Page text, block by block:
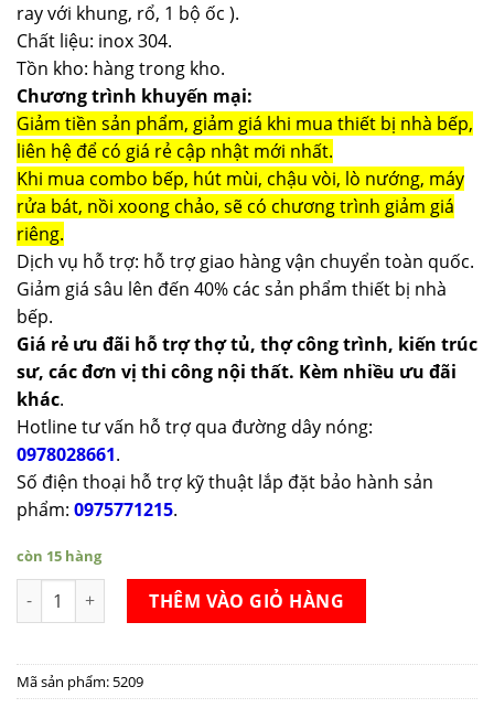
ray với khung, rổ, 1 bộ ốc ).
Chất liệu: inox 304.
Tồn kho: hàng trong kho.
Chương trình khuyến mại:
Giảm tiền sản phẩm, giảm giá khi mua thiết bị nhà bếp,
liên hệ để có giá rẻ cập nhật mới nhất.
Khi mua combo bếp, hút mùi, chậu vòi, lò nướng, máy
rửa bát, nồi xoong chảo, sẽ có chương trình giảm giá
riêng.
Dịch vụ hỗ trợ: hỗ trợ giao hàng vận chuyển toàn quốc.
Giảm giá sâu lên đến 40% các sản phẩm thiết bị nhà
bếp.
Giá rẻ ưu đãi hỗ trợ thợ tủ, thợ công trình, kiến trúc
sư, các đơn vị thi công nội thất. Kèm nhiều ưu đãi
khác.
Hotline tư vấn hỗ trợ qua đường dây nóng:
0978028661.
Số điện thoại hỗ trợ kỹ thuật lắp đặt bảo hành sản
phẩm: 0975771215.
còn 15 hàng
Kệ góc liên hoàn Edel FO-68L/68R số lượng
THÊM VÀO GIỎ HÀNG
Mã sản phẩm: 5209